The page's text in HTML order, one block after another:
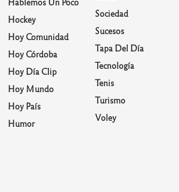
Hockey
Hoy Comunidad
Hoy Córdoba
Hoy Día Clip
Hoy Mundo
Hoy País
Humor
Sociedad
Sucesos
Tapa Del Día
Tecnología
Tenis
Turismo
Voley